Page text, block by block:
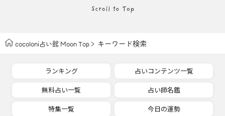
cocoloni占い館 Moon Top キーワード検索
ランキング
占いコンテンツ一覧
無料占い一覧
占い師名鑑
特集一覧
今日の運勢